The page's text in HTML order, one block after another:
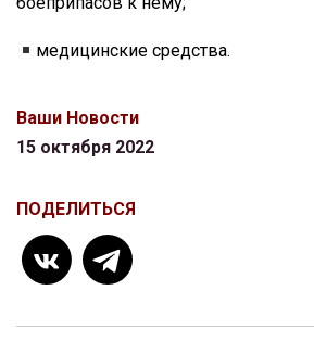
медицинские средства.
Ваши Новости
15 октября 2022
ПОДЕЛИТЬСЯ